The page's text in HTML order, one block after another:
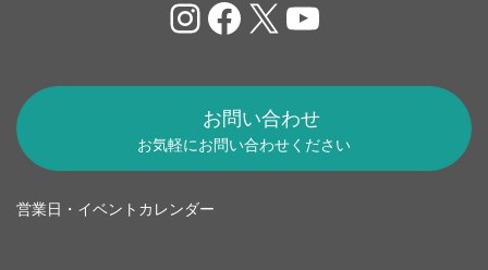
Instagram
Facebook
X YouTube
お問い合わせ
お気軽にお問い合わせください
営業日・イベントカレンダー